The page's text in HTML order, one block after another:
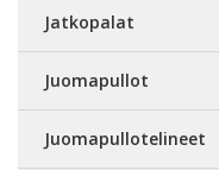
Jatkopalat
Juomapullot
Juomapullotelineet